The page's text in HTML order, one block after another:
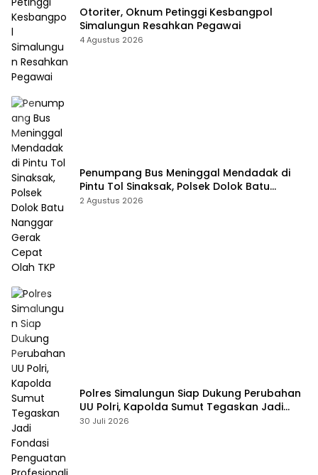
Otoriter, Oknum Petinggi Kesbangpol
Simalungun Resahkan Pegawai
4 Agustus 2026
Penumpang Bus Meninggal Mendadak di
Pintu Tol Sinaksak, Polsek Dolok Batu
Nanggar Gerak Cepat Olah TKP
2 Agustus 2026
Polres Simalungun Siap Dukung Perubahan
UU Polri, Kapolda Sumut Tegaskan Jadi
Fondasi Penguatan Profesionalisme dan
30 Juli 2026